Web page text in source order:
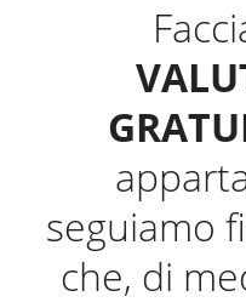
seguiamo
che, di